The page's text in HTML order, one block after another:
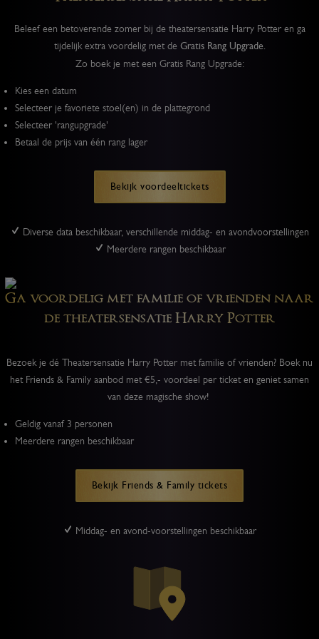
Beleef een betoverende zomer bij de theatersensatie Harry Potter en ga
tijdelijk extra voordelig met de Gratis Rang Upgrade.
Zo boek je met een Gratis Rang Upgrade:
Kies een datum
Selecteer je favoriete stoel(en) in de plattegrond
Selecteer 'rangupgrade'
Betaal de prijs van één rang lager
Bekijk voordeeltickets
Diverse data beschikbaar, verschillende middag- en avondvoorstellingen
Meerdere rangen beschikbaar
Ga voordelig met familie of vrienden naar
de theatersensatie Harry Potter
Bezoek je dé Theatersensatie Harry Potter met familie of vrienden? Boek nu
het Friends & Family aanbod met €5,- voordeel per ticket en geniet samen
van deze magische show!
Geldig vanaf 3 personen
Meerdere rangen beschikbaar
Bekijk Friends & Family tickets
Middag- en avond-voorstellingen beschikbaar